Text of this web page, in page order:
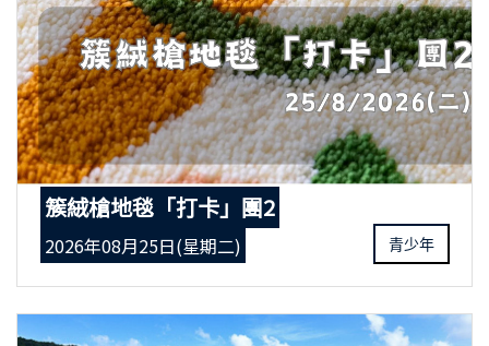
簇絨槍地毯「打卡」團2
2026年08月25日(星期二) 青少年